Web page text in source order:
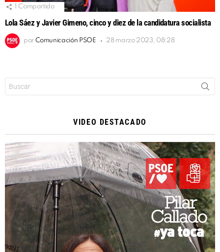
Compartido
Lola Sáez y Javier Gimeno, cinco y diez de la candidatura socialista
por Comunicación PSOE 28 marzo 2023, 08:28
VIDEO DESTACADO
Reproductor
de
vídeo